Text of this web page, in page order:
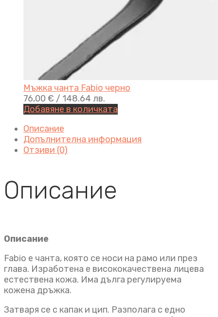
Мъжка чанта Fabio черно
76,00 € / 148.64 лв.
Добавяне в количката
Описание
Допълнителна информация
Отзиви (0)
Описание
Описание
Fabio e чанта, която се носи на рамо или през
глава. Изработена е висококачествена лицева
естествена кожа. Има дълга регулируема
кожена дръжка.
Затваря се с капак и цип. Разполага с едно